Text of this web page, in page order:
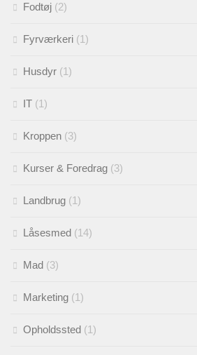
Fodtøj (2)
Fyrværkeri (1)
Husdyr (1)
IT (1)
Kroppen (3)
Kurser & Foredrag (3)
Landbrug (1)
Låsesmed (14)
Mad (3)
Marketing (1)
Opholdssted (1)